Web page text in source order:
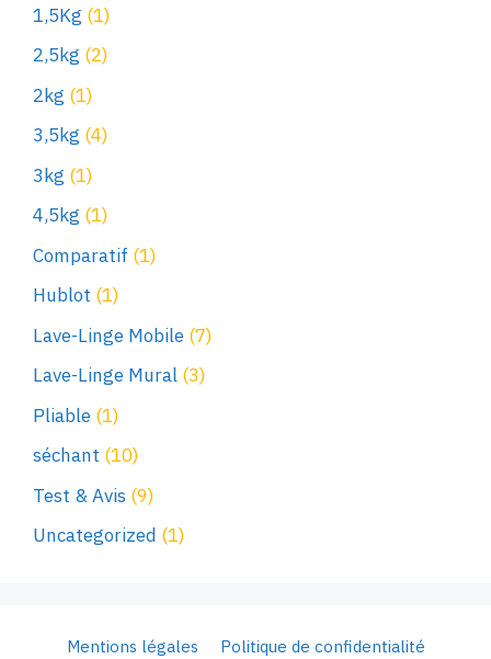
1,5Kg (1)
2,5kg (2)
2kg (1)
3,5kg (4)
3kg (1)
4,5kg (1)
Comparatif (1)
Hublot (1)
Lave-Linge Mobile (7)
Lave-Linge Mural (3)
Pliable (1)
séchant (10)
Test & Avis (9)
Uncategorized (1)
Mentions légales Politique de confidentialité